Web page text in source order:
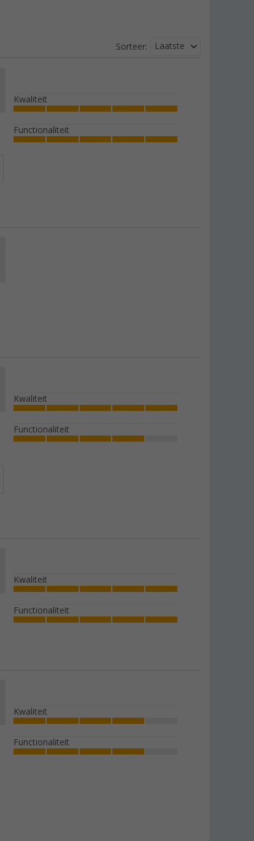
Sorteer: Laatste
Kwaliteit
Functionaliteit
Kwaliteit
Functionaliteit
Kwaliteit
Functionaliteit
Kwaliteit
Functionaliteit